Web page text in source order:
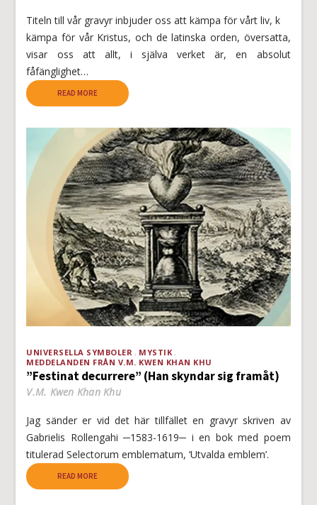
Titeln till vår gravyr inbjuder oss att kämpa för vårt liv, k
kämpa för vår Kristus, och de latinska orden, översatta,
visar oss att allt, i själva verket är, en absolut
fåfänglighet…
READ MORE
UNIVERSELLA SYMBOLER
MYSTIK
MEDDELANDEN FRÅN V.M. KWEN KHAN KHU
”Festinat decurrere” (Han skyndar sig framåt)
V.M. Kwen Khan Khu
Jag sänder er vid det här tillfället en gravyr skriven av
Gabrielis Rollengahi ─1583-1619─ i en bok med poem
titulerad Selectorum emblematum, ‘Utvalda emblem’.
READ MORE